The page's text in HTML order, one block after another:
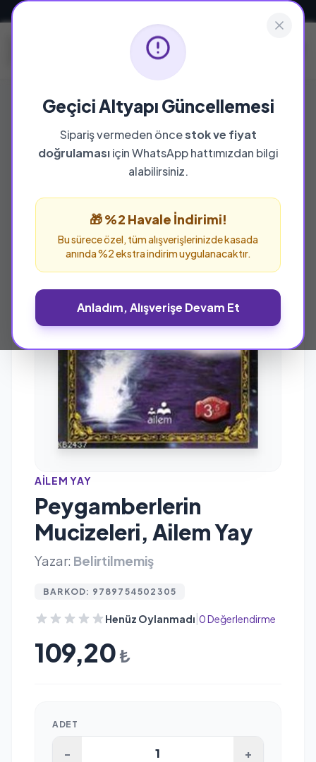
Geçici Altyapı Güncellemesi
Sipariş vermeden öncestok ve fiyat
doğrulamasıiçin WhatsApp hattımızdan bilgi
alabilirsiniz.
🎁 %2 Havale İndirimi!
Bu sürece özel, tüm alışverişlerinizde kasada
anında %2 ekstra indirim uygulanacaktır.
Anladım, Alışverişe Devam Et
AILEM YAY
Peygamberlerin
Mucizeleri, Ailem Yay
Yazar: Belirtilmemiş
BARKOD: 9789754502305
Henüz Oylanmadı 0 Değerlendirme
109,20 ₺
ADET
- +